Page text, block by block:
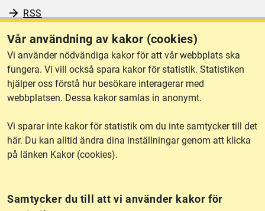
Vår användning av kakor (cookies)
Vi använder nödvändiga kakor för att vår webbplats ska
fungera. Vi vill också spara kakor för statistik. Statistiken
hjälper oss förstå hur besökare interagerar med
webbplatsen. Dessa kakor samlas in anonymt.
Vi sparar inte kakor för statistik om du inte samtycker till det
här. Du kan alltid ändra dina inställningar genom att klicka
på länken Kakor (cookies).
Samtycker du till att vi använder kakor för
RSS
Om webbplatsen
Tillgänglighet
Other languages
Kakor (cookies)